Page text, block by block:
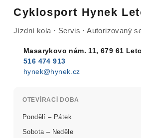
Cyklosport Hynek
Jízdní kola · Servis · Autorizovaný
Masarykovo nám. 11, 679 61
516 474 913
hynek@hynek.cz
OTEVÍRACÍ DOBA
Pondělí – Pátek
Sobota – Neděle